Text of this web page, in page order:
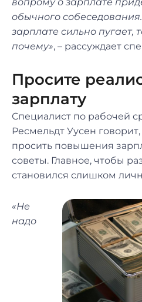
обычного
зарплате сильно пугает,
почему», – рассуждает
Просите
зарплату
Специалист по рабочей
Ресмельдт Уусен говорит,
просить повышения
советы. Главное, чтобы
становился слишком
«Не
надо